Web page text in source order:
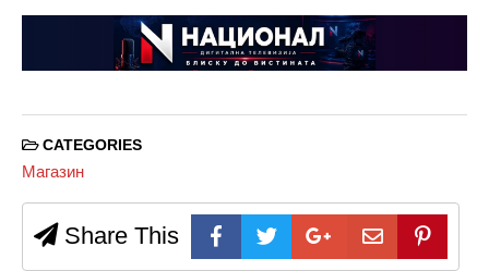
CATEGORIES
Магазин
Share This